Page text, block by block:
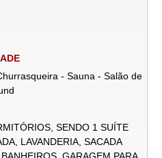
- Sauna - Salão de
SENDO 1 SUÍTE
LAVANDERIA, SACADA
GARAGEM PARA